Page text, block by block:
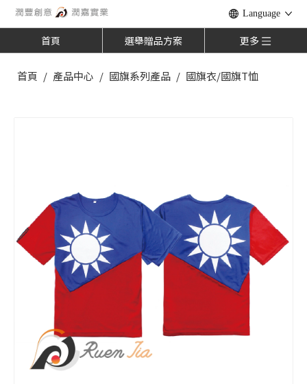
Language
首頁 選舉贈品方案 更多
首頁 / 產品中心 / 國旗系列產品 / 國旗衣/國旗T恤